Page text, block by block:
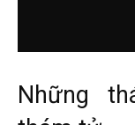
Những